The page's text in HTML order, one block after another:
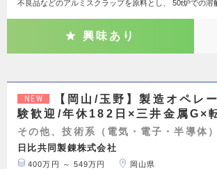
不良品などのアルミスクラップを原料とし、 50t炉での溶
興味あり
NEW
【岡山/玉野】製造オペレ
験歓迎/年休182日×三井金属G×
その他、技術系（電気・電子・半導体）
日比共同製錬株式会社
400万円 ～ 549万円 岡山県